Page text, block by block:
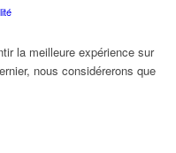
la meilleure expérience sur
nous considérerons que